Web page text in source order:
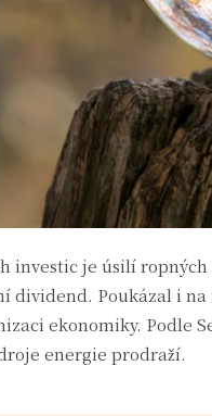
investic je úsilí
dividend. Poukázal i
ekonomiky. Podle
energie prodraží.